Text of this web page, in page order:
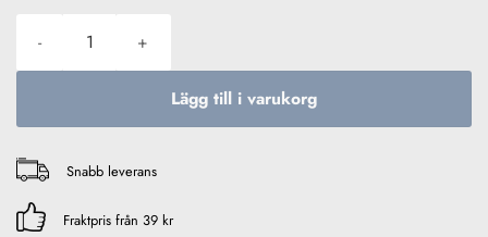
Lägg till i varukorg
Snabb leverans
Fraktpris från 39 kr